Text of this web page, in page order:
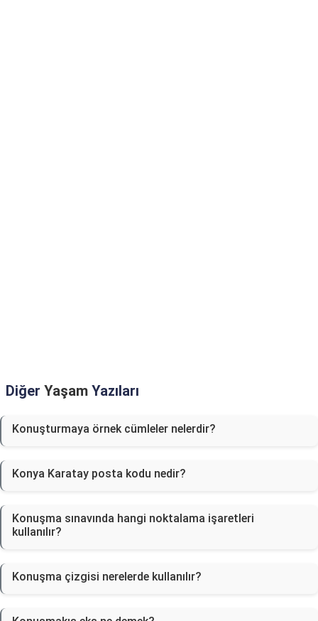
Diğer Yaşam Yazıları
Konuşturmaya örnek cümleler nelerdir?
Konya Karatay posta kodu nedir?
Konuşma sınavında hangi noktalama işaretleri
kullanılır?
Konuşma çizgisi nerelerde kullanılır?